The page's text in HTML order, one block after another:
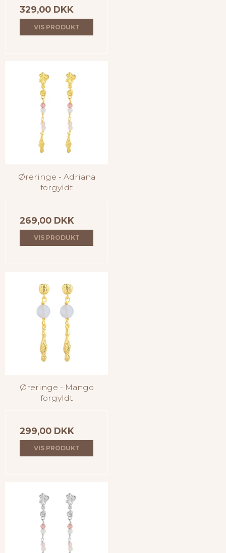
329,00 DKK
VIS PRODUKT
Øreringe - Adriana
forgyldt
269,00 DKK
VIS PRODUKT
Øreringe - Mango
forgyldt
299,00 DKK
VIS PRODUKT